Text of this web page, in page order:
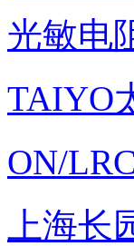
光敏电
TAIYO
ON/
上海